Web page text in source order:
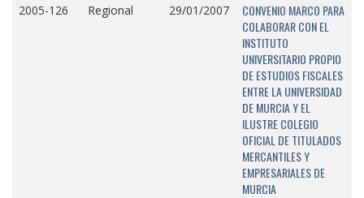
2005-126 Regional 29/01/2007
CONVENIO MARCO PARA
COLABORAR CON EL
INSTITUTO
UNIVERSITARIO PROPIO
DE ESTUDIOS FISCALES
ENTRE LA UNIVERSIDAD
DE MURCIA Y EL
ILUSTRE COLEGIO
OFICIAL DE TITULADOS
MERCANTILES Y
EMPRESARIALES DE
MURCIA